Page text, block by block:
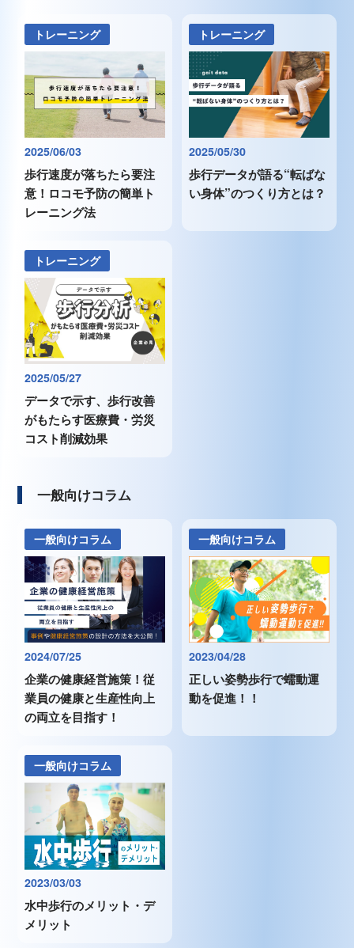
トレーニング
2025/06/03
歩行速度が落ちたら要注
意！ロコモ予防の簡単ト
レーニング法
トレーニング
2025/05/30
歩行データが語る“転ばな
い身体”のつくり方とは？
トレーニング
2025/05/27
データで示す、歩行改善
がもたらす医療費・労災
コスト削減効果
一般向けコラム
一般向けコラム
2024/07/25
企業の健康経営施策！従
業員の健康と生産性向上
の両立を目指す！
一般向けコラム
2023/04/28
正しい姿勢歩行で蠕動運
動を促進！！
一般向けコラム
2023/03/03
水中歩行のメリット・デ
メリット